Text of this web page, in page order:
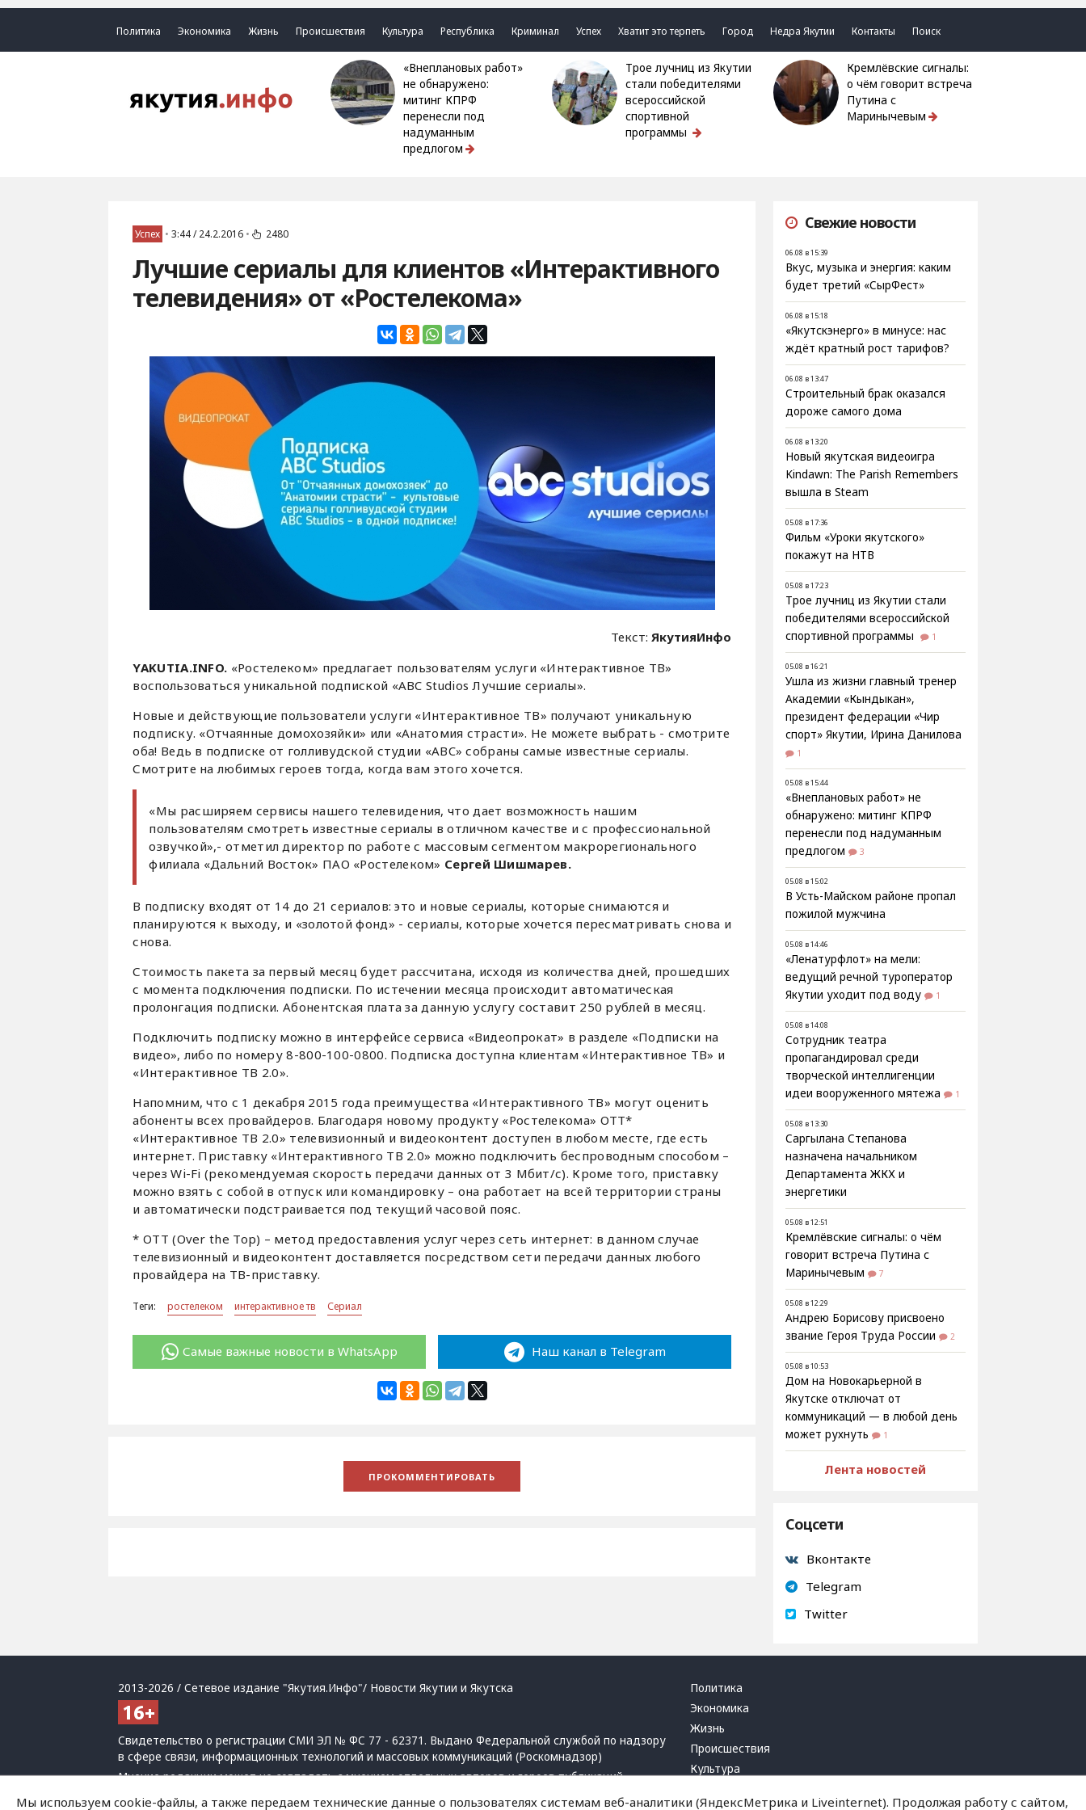
Политика Экономика Жизнь Происшествия Культура Республика Криминал Успех Хватит это терпеть Город Недра Якутии Контакты Поиск
«Внеплановых работ»
не обнаружено:
митинг КПРФ
перенесли под
надуманным
предлогом
Трое лучниц из Якутии
стали победителями
всероссийской
спортивной
программы
Кремлёвские сигналы:
о чём говорит встреча
Путина с
Маринычевым
Успех • 3:44 / 24.2.2016 • 2480
Лучшие сериалы для клиентов «Интерактивного
телевидения» от «Ростелекома»
Текст:ЯкутияИнфо
YAKUTIA.INFO. «Ростелеком» предлагает пользователям услуги «Интерактивное ТВ»
воспользоваться уникальной подпиской «ABC Studios Лучшие сериалы».
Новые и действующие пользователи услуги «Интерактивное ТВ» получают уникальную
подписку. «Отчаянные домохозяйки» или «Анатомия страсти». Не можете выбрать - смотрите
оба! Ведь в подписке от голливудской студии «ABC» собраны самые известные сериалы.
Смотрите на любимых героев тогда, когда вам этого хочется.
«Мы расширяем сервисы нашего телевидения, что дает возможность нашим
пользователям смотреть известные сериалы в отличном качестве и с профессиональной
озвучкой»,- отметил директор по работе с массовым сегментом макрорегионального
филиала «Дальний Восток» ПАО «Ростелеком» Сергей Шишмарев.
В подписку входят от 14 до 21 сериалов: это и новые сериалы, которые снимаются и
планируются к выходу, и «золотой фонд» - сериалы, которые хочется пересматривать снова и
снова.
Стоимость пакета за первый месяц будет рассчитана, исходя из количества дней, прошедших
с момента подключения подписки. По истечении месяца происходит автоматическая
пролонгация подписки. Абонентская плата за данную услугу составит 250 рублей в месяц.
Подключить подписку можно в интерфейсе сервиса «Видеопрокат» в разделе «Подписки на
видео», либо по номеру 8-800-100-0800. Подписка доступна клиентам «Интерактивное ТВ» и
«Интерактивное ТВ 2.0».
Напомним, что с 1 декабря 2015 года преимущества «Интерактивного ТВ» могут оценить
абоненты всех провайдеров. Благодаря новому продукту «Ростелекома» ОТТ*
«Интерактивное ТВ 2.0» телевизионный и видеоконтент доступен в любом месте, где есть
интернет. Приставку «Интерактивного ТВ 2.0» можно подключить беспроводным способом –
через Wi-Fi (рекомендуемая скорость передачи данных от 3 Мбит/с). Кроме того, приставку
можно взять с собой в отпуск или командировку – она работает на всей территории страны
и автоматически подстраивается под текущий часовой пояс.
* OTT (Over the Top) – метод предоставления услуг через сеть интернет: в данном случае
телевизионный и видеоконтент доставляется посредством сети передачи данных любого
провайдера на ТВ-приставку.
Теги: ростелеком интерактивное тв Сериал
Самые важные новости в WhatsApp Наш канал в Telegram
Свежие новости
06.08 в 15:39
Вкус, музыка и энергия: каким
будет третий «СырФест»
06.08 в 15:18
«Якутскэнерго» в минусе: нас
ждёт кратный рост тарифов?
06.08 в 13:47
Строительный брак оказался
дороже самого дома
06.08 в 13:20
Новый якутская видеоигра
Kindawn: The Parish Remembers
вышла в Steam
05.08 в 17:36
Фильм «Уроки якутского»
покажут на НТВ
05.08 в 17:23
Трое лучниц из Якутии стали
победителями всероссийской
спортивной программы
1
05.08 в 16:21
Ушла из жизни главный тренер
Академии «Кындыкан»,
президент федерации «Чир
спорт» Якутии, Ирина Данилова
1
05.08 в 15:44
«Внеплановых работ» не
обнаружено: митинг КПРФ
перенесли под надуманным
предлогом
3
05.08 в 15:02
В Усть-Майском районе пропал
пожилой мужчина
05.08 в 14:46
«Ленатурфлот» на мели:
ведущий речной туроператор
Якутии уходит под воду
1
05.08 в 14:08
Сотрудник театра
пропагандировал среди
творческой интеллигенции
идеи вооруженного мятежа
1
05.08 в 13:30
Саргылана Степанова
назначена начальником
Департамента ЖКХ и
энергетики
05.08 в 12:51
Кремлёвские сигналы: о чём
говорит встреча Путина с
Маринычевым
7
05.08 в 12:29
Андрею Борисову присвоено
звание Героя Труда России
2
05.08 в 10:53
Дом на Новокарьерной в
Якутске отключат от
коммуникаций — в любой день
может рухнуть
1
Лента новостей
Соцсети
Вконтакте
Telegram
Twitter
2013-2026 / Сетевое издание "Якутия.Инфо"/ Новости Якутии и Якутска
Свидетельство о регистрации СМИ ЭЛ № ФС 77 - 62371. Выдано Федеральной службой по надзору
в сфере связи, информационных технологий и массовых коммуникаций (Роскомнадзор)
Мнение редакции может не совпадать с мнением отдельных авторов и героев публикаций.
При использовании материалов обязательна активная ссылка на сайт.
Политика
Экономика
Жизнь
Происшествия
Культура
Мы используем cookie-файлы, а также передаем технические данные о пользователях системам веб-аналитики (ЯндексМетрика и Liveinternet). Продолжая работу с сайтом,